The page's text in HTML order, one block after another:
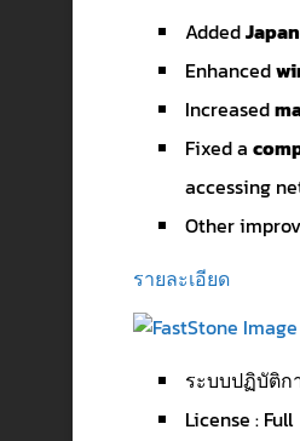
Added
Enhanced
Increased
Fixed a
accessing
Other
รายละเอียด
ระบบปฏิบัติกา
License : Full